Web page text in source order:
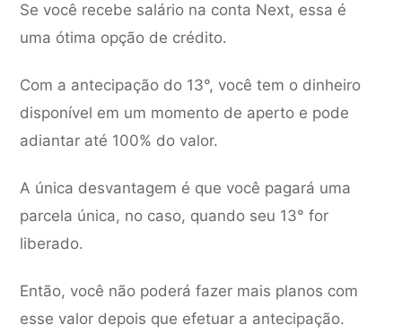
Se você recebe salário na conta Next, essa é
uma ótima opção de crédito.
Com a antecipação do 13°, você tem o dinheiro
disponível em um momento de aperto e pode
adiantar até 100% do valor.
A única desvantagem é que você pagará uma
parcela única, no caso, quando seu 13° for
liberado.
Então, você não poderá fazer mais planos com
esse valor depois que efetuar a antecipação.